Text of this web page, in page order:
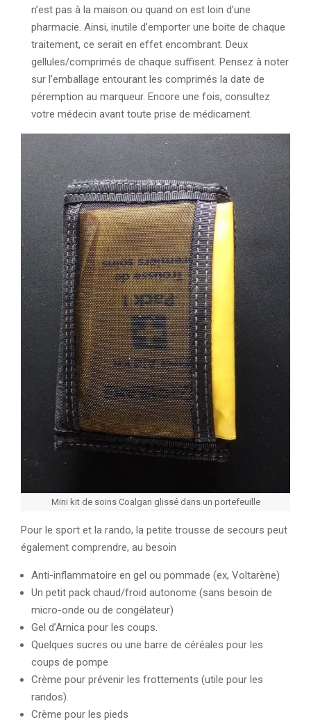
n’est pas à la maison ou quand on est loin d’une
pharmacie. Ainsi, inutile d’emporter une boite de chaque
traitement, ce serait en effet encombrant. Deux
gellules/comprimés de chaque suffisent. Pensez à noter
sur l’emballage entourant les comprimés la date de
péremption au marqueur. Encore une fois, consultez
votre médecin avant toute prise de médicament.
Mini kit de soins Coalgan glissé dans un portefeuille
Pour le sport et la rando, la petite trousse de secours peut
également comprendre, au besoin
Anti-inflammatoire en gel ou pommade (ex, Voltarène)
Un petit pack chaud/froid autonome (sans besoin de
micro-onde ou de congélateur)
Gel d’Arnica pour les coups.
Quelques sucres ou une barre de céréales pour les
coups de pompe
Crème pour prévenir les frottements (utile pour les
randos).
Crème pour les pieds